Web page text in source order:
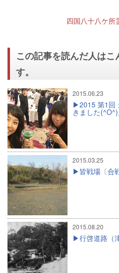
四国八十八ケ所
この記事を読んだ人は
す。
2015.06.23
2015 第1回
きました(^O^)
2015.03.25
皆戦場〔合
2015.08.20
行啓道路（